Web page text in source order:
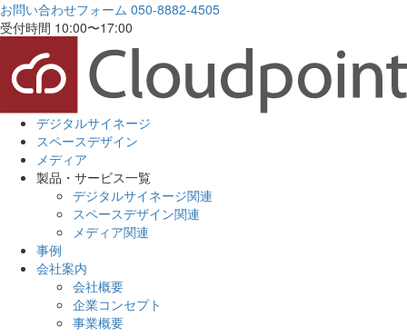
お問い合わせフォーム 050-8882-4505
受付時間 10:00〜17:00
デジタルサイネージ
スペースデザイン
メディア
製品・サービス一覧
デジタルサイネージ関連
スペースデザイン関連
メディア関連
事例
会社案内
会社概要
企業コンセプト
事業概要